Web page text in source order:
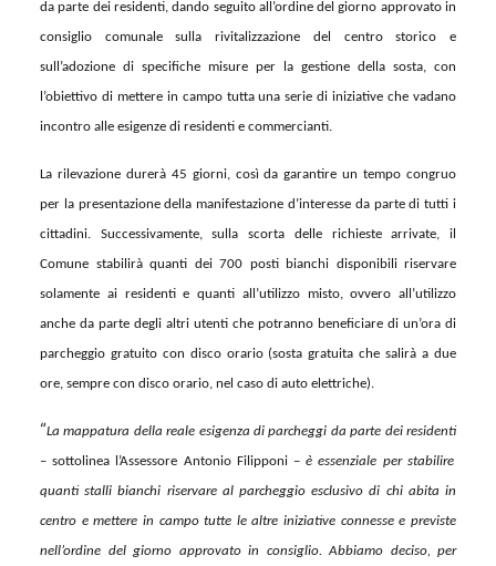
da parte dei residenti, dando seguito all’ordine del giorno approvato in
consiglio comunale sulla rivitalizzazione del centro storico e
sull’adozione di specifiche misure per la gestione della sosta, con
l’obiettivo di mettere in campo tutta una serie di iniziative che vadano
incontro alle esigenze di residenti e commercianti.
La rilevazione durerà 45 giorni, così da garantire un tempo congruo
per la presentazione della manifestazione d’interesse da parte di tutti i
cittadini. Successivamente, sulla scorta delle richieste arrivate, il
Comune stabilirà quanti dei 700 posti bianchi disponibili riservare
solamente ai residenti e quanti all’utilizzo misto, ovvero all’utilizzo
anche da parte degli altri utenti che potranno beneficiare di un’ora di
parcheggio gratuito con disco orario (sosta gratuita che salirà a due
ore, sempre con disco orario, nel caso di auto elettriche).
“La mappatura della reale esigenza di parcheggi da parte dei residenti
– sottolinea l’Assessore Antonio Filipponi –è essenziale per stabilire
quanti stalli bianchi riservare al parcheggio esclusivo di chi abita in
centro e mettere in campo tutte le altre iniziative connesse e previste
nell’ordine del giorno approvato in consiglio. Abbiamo deciso, per